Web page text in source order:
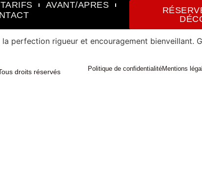
AVANT/APRES
perfection rigueur et encouragement bienveillant.
droits réservés Politique de confidentialitéMentions